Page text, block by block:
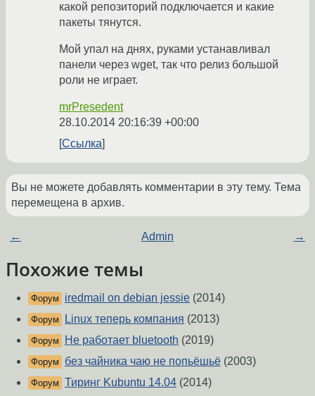
какой репозиторий подключается и какие
пакеты тянутся.
Мой упал на днях, руками устанавливал
панели через wget, так что релиз большой
роли не играет.
mrPresedent
28.10.2014 20:16:39 +00:00
Ссылка
Вы не можете добавлять комментарии в эту тему. Тема
перемещена в архив.
← Admin →
Похожие темы
Форум iredmail on debian jessie (2014)
Форум Linux теперь компания (2013)
Форум Не работает bluetooth (2019)
Форум без чайника чаю не попьёшьё (2003)
Форум Тиринг Kubuntu 14.04 (2014)